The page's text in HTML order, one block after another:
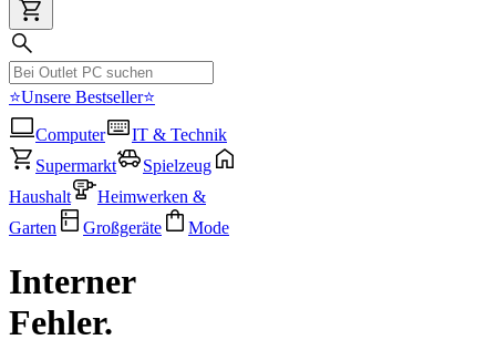
⭐Unsere Bestseller⭐
Computer
IT & Technik
Supermarkt
Spielzeug
Haushalt
Heimwerken &
Garten
Großgeräte Mode
Interner
Fehler.